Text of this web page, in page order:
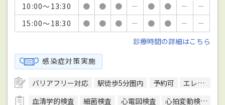
10:00～13:30
● ● ● － ● ● －
－
15:00～18:30
● ● ● － ● ● －
－
診療時間の詳細はこちら
感染症対策実施
バリアフリー対応 駅徒歩5分圏内 予約可
エレベーターあり
血清学的検査
細菌検査 心電図検査 心拍変動検査